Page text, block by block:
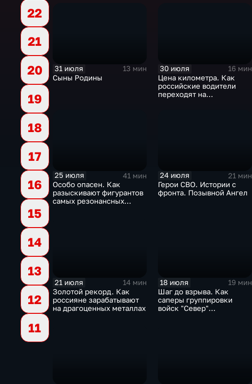
22
21
20
19
18
17
16
15
14
13
12
11
31 июля
13 мин
Сыны Родины
30 июля
16 мин
Цена километра. Как
российские водители
переходят на
25 июля
41 мин
Особо опасен. Как
разыскивают фигурантов
самых резонансных
24 июля
21 мин
Герои СВО. Истории с
фронта. Позывной Ангел
21 июля
14 мин
Золотой рекорд. Как
россияне зарабатывают
на драгоценных металлах
18 июля
19 мин
Шаг до взрыва. Как
саперы группировки
войск "Север"